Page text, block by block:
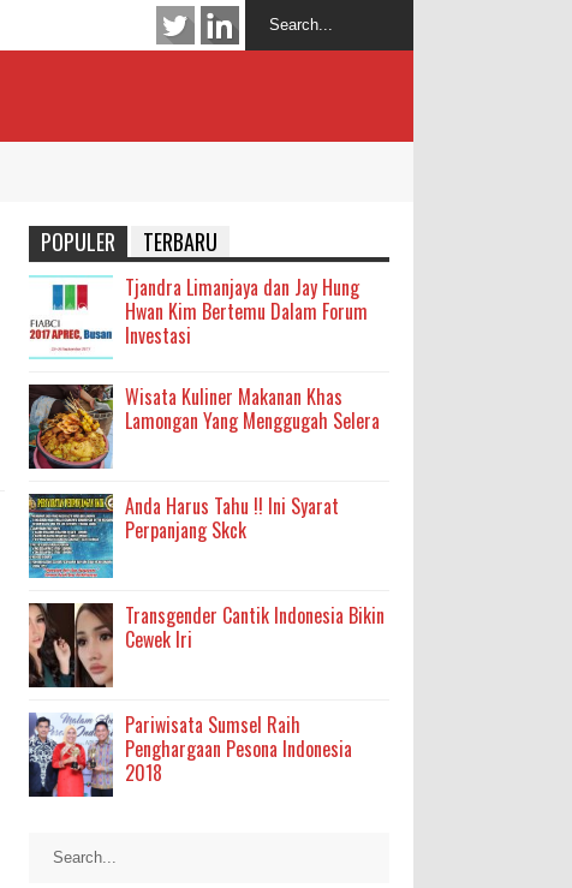
POPULER TERBARU
Tjandra Limanjaya dan Jay Hung
Hwan Kim Bertemu Dalam Forum
Investasi
Wisata Kuliner Makanan Khas
Lamongan Yang Menggugah Selera
Anda Harus Tahu !! Ini Syarat
Perpanjang Skck
Transgender Cantik Indonesia Bikin
Cewek Iri
Pariwisata Sumsel Raih
Penghargaan Pesona Indonesia
2018